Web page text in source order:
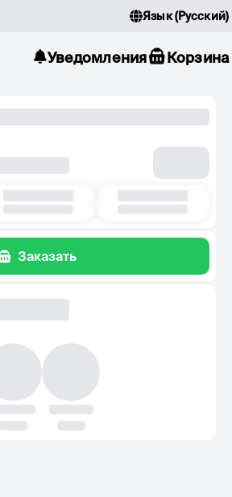
Язык(Русский)
Уведомления Корзина
Заказать